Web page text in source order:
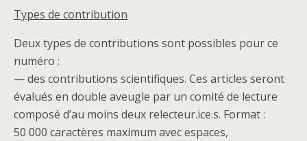
Types de contribution
Deux types de contributions sont possibles pour ce
numéro :
— des contributions scientifiques. Ces articles seront
évalués en double aveugle par un comité de lecture
composé d’au moins deux relecteur.ice.s. Format :
50 000 caractères maximum avec espaces,